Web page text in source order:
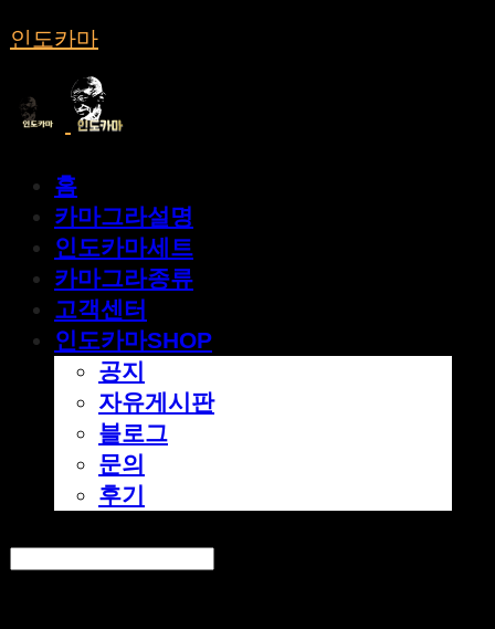
인도카마
홈
카마그라설명
인도카마세트
카마그라종류
고객센터
인도카마SHOP
공지
자유게시판
블로그
문의
후기